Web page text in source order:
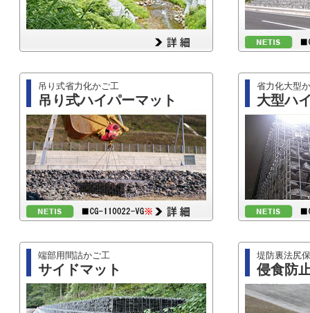
吊り式省力化かご工
吊り式ハイパーマット
省力化大型
大型ハ
端部用間詰かご工
サイドマット
堤防裏法尻
侵食防